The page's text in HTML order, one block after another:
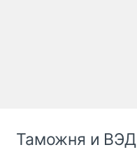
Таможня и ВЭД